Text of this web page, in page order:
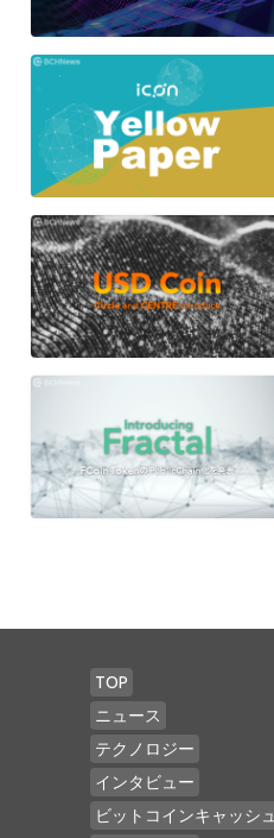
TOP
ニュース
テクノロジー
インタビュー
ビットコインキャッシュ